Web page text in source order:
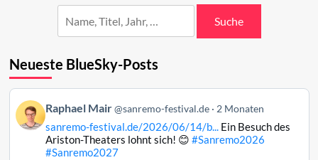
Suche
Neueste BlueSky-Posts
Beitrag
von
Raphael
Raphael Mair @sanremo-festival.de 2 Monaten
sanremo-festival.de/2026/06/14/b...Ein Besuch des
Ariston-Theaters lohnt sich! 😊 #Sanremo2026
#Sanremo2027